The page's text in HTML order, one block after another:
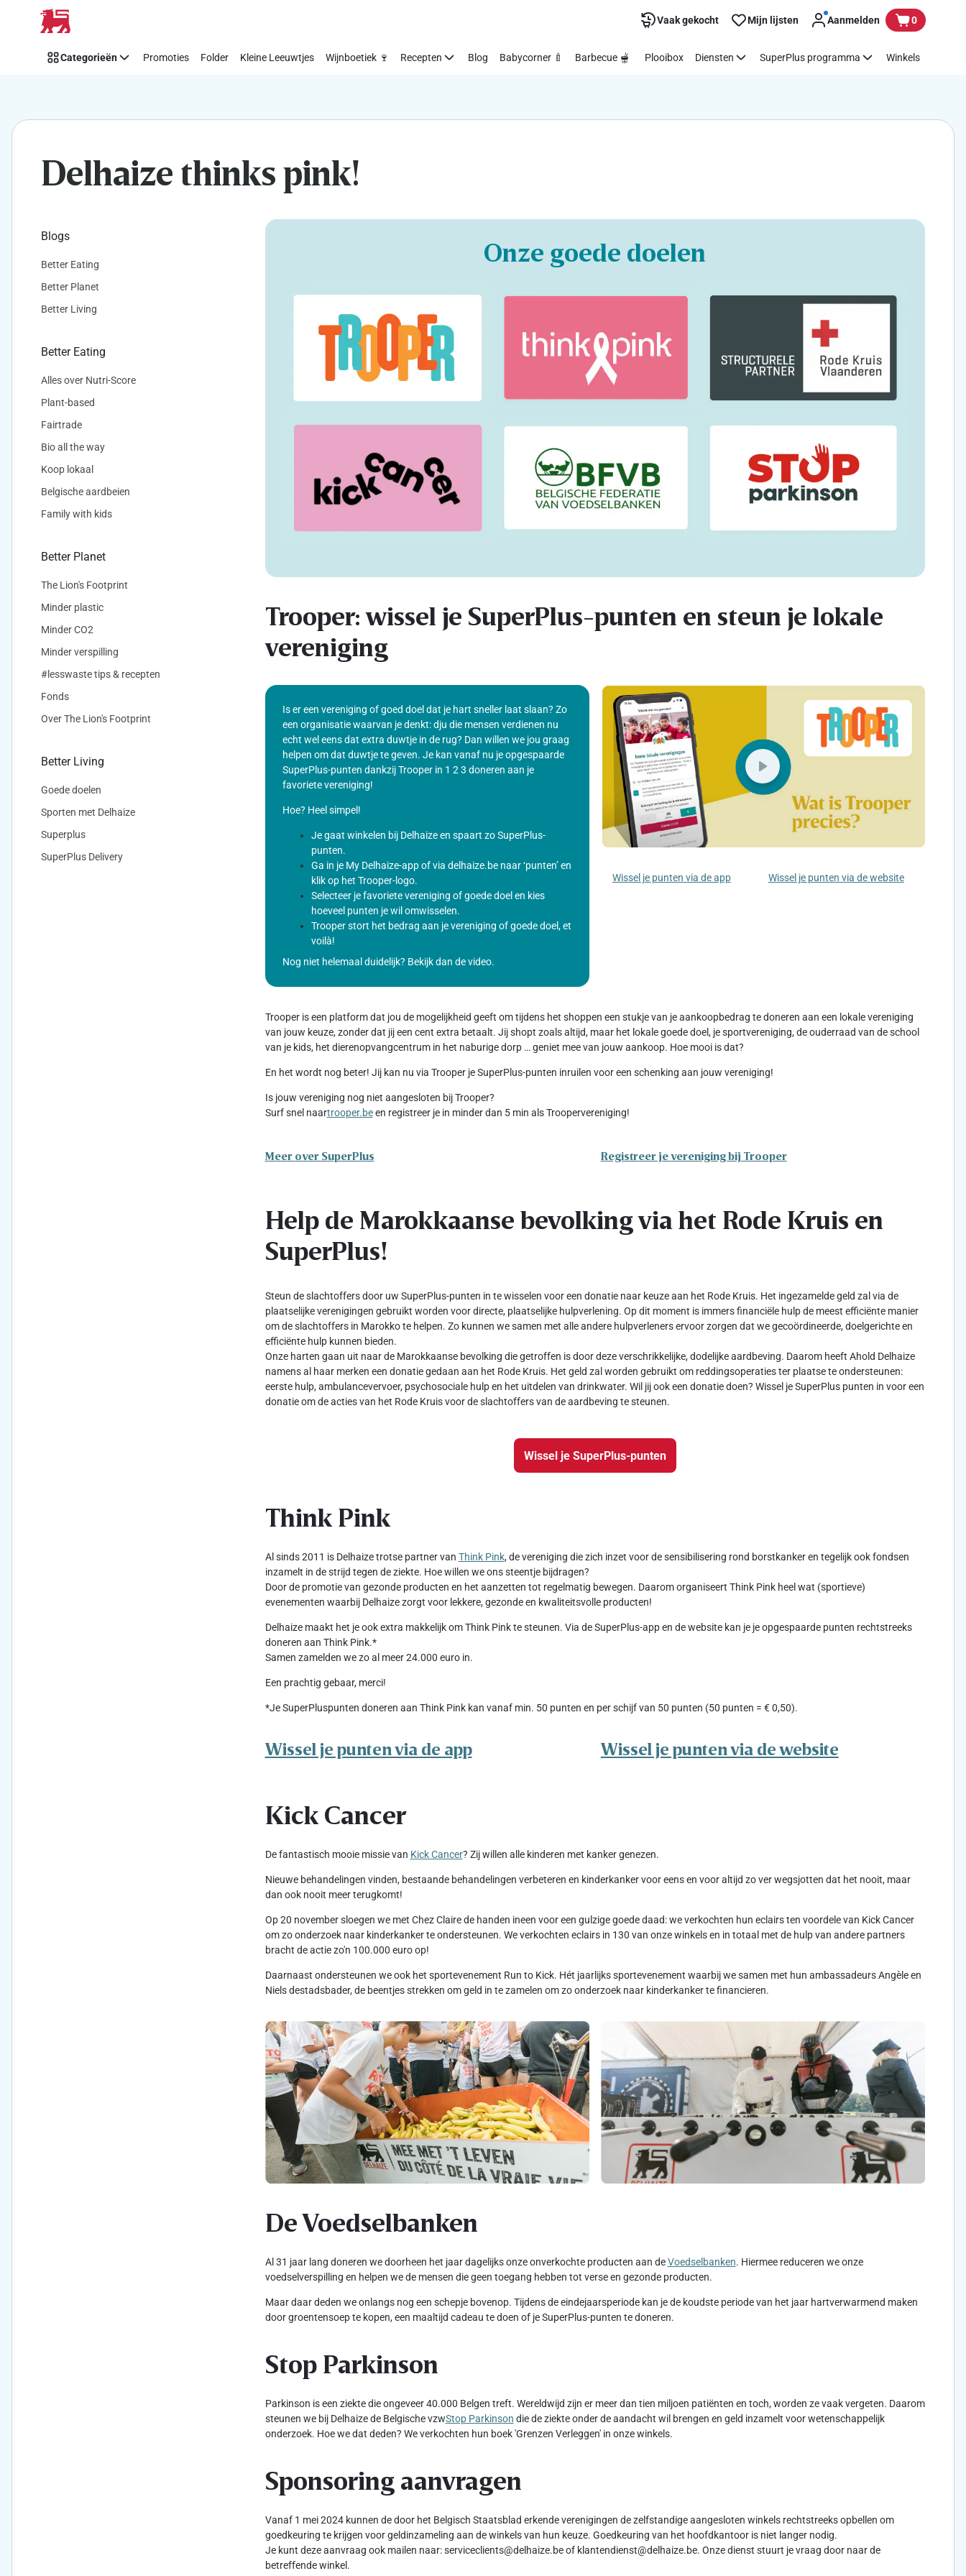
Overslaan
Makkelijk
Vaak gekocht Mijn lijsten Aanmelden 0
Categorieën Promoties Folder Kleine Leeuwtjes Wijnboetiek 🍷 Recepten Blog Babycorner 🍼 Barbecue 🫕 Plooibox Diensten SuperPlus programma Winkels
Delhaize thinks pink!
Blogs
Better Eating
Better Planet
Better Living
Better Eating
Alles over Nutri-Score
Plant-based
Fairtrade
Bio all the way
Koop lokaal
Belgische aardbeien
Family with kids
Better Planet
The Lion's Footprint
Minder plastic
Minder CO2
Minder verspilling
#lesswaste tips & recepten
Fonds
Over The Lion's Footprint
Better Living
Goede doelen
Sporten met Delhaize
Superplus
SuperPlus Delivery
Onze goede doelen
Trooper: wissel je SuperPlus-punten en steun je lokale
vereniging
Is er een vereniging of goed doel dat je hart sneller laat slaan? Zo
een organisatie waarvan je denkt: dju die mensen verdienen nu
echt wel eens dat extra duwtje in de rug? Dan willen we jou graag
helpen om dat duwtje te geven. Je kan vanaf nu je opgespaarde
SuperPlus-punten dankzij Trooper in 1 2 3 doneren aan je
favoriete vereniging!
Hoe? Heel simpel!
Je gaat winkelen bij Delhaize en spaart zo SuperPlus-
punten.
Ga in je My Delhaize-app of via delhaize.be naar ‘punten’ en
klik op het Trooper-logo.
Selecteer je favoriete vereniging of goede doel en kies
hoeveel punten je wil omwisselen.
Trooper stort het bedrag aan je vereniging of goede doel, et
voilà!
Nog niet helemaal duidelijk? Bekijk dan de video.
Wissel je punten via de app Wissel je punten via de website
Trooper is een platform dat jou de mogelijkheid geeft om tijdens het shoppen een stukje van je aankoopbedrag te doneren aan een lokale vereniging
van jouw keuze, zonder dat jij een cent extra betaalt. Jij shopt zoals altijd, maar het lokale goede doel, je sportvereniging, de ouderraad van de school
van je kids, het dierenopvangcentrum in het naburige dorp … geniet mee van jouw aankoop. Hoe mooi is dat?
En het wordt nog beter! Jij kan nu via Trooper je SuperPlus-punten inruilen voor een schenking aan jouw vereniging!
Is jouw vereniging nog niet aangesloten bij Trooper?
Surf snel naartrooper.been registreer je in minder dan 5 min als Troopervereniging!
Meer over SuperPlus Registreer je vereniging bij Trooper
Help de Marokkaanse bevolking via het Rode Kruis en
SuperPlus!
Steun de slachtoffers door uw SuperPlus-punten in te wisselen voor een donatie naar keuze aan het Rode Kruis. Het ingezamelde geld zal via de
plaatselijke verenigingen gebruikt worden voor directe, plaatselijke hulpverlening. Op dit moment is immers financiële hulp de meest efficiënte manier
om de slachtoffers in Marokko te helpen. Zo kunnen we samen met alle andere hulpverleners ervoor zorgen dat we gecoördineerde, doelgerichte en
efficiënte hulp kunnen bieden.
Onze harten gaan uit naar de Marokkaanse bevolking die getroffen is door deze verschrikkelijke, dodelijke aardbeving. Daarom heeft Ahold Delhaize
namens al haar merken een donatie gedaan aan het Rode Kruis. Het geld zal worden gebruikt om reddingsoperaties ter plaatse te ondersteunen:
eerste hulp, ambulancevervoer, psychosociale hulp en het uitdelen van drinkwater. Wil jij ook een donatie doen? Wissel je SuperPlus punten in voor een
donatie om de acties van het Rode Kruis voor de slachtoffers van de aardbeving te steunen.
Wissel je SuperPlus-punten
Think Pink
Al sinds 2011 is Delhaize trotse partner van Think Pink, de vereniging die zich inzet voor de sensibilisering rond borstkanker en tegelijk ook fondsen
inzamelt in de strijd tegen de ziekte. Hoe willen we ons steentje bijdragen?
Door de promotie van gezonde producten en het aanzetten tot regelmatig bewegen. Daarom organiseert Think Pink heel wat (sportieve)
evenementen waarbij Delhaize zorgt voor lekkere, gezonde en kwaliteitsvolle producten!
Delhaize maakt het je ook extra makkelijk om Think Pink te steunen. Via de SuperPlus-app en de website kan je je opgespaarde punten rechtstreeks
doneren aan Think Pink.*
Samen zamelden we zo al meer 24.000 euro in.
Een prachtig gebaar, merci!
*Je SuperPluspunten doneren aan Think Pink kan vanaf min. 50 punten en per schijf van 50 punten (50 punten = € 0,50).
Wissel je punten via de app Wissel je punten via de website
Kick Cancer
De fantastisch mooie missie van Kick Cancer? Zij willen alle kinderen met kanker genezen.
Nieuwe behandelingen vinden, bestaande behandelingen verbeteren en kinderkanker voor eens en voor altijd zo ver wegsjotten dat het nooit, maar
dan ook nooit meer terugkomt!
Op 20 november sloegen we met Chez Claire de handen ineen voor een gulzige goede daad: we verkochten hun eclairs ten voordele van Kick Cancer
om zo onderzoek naar kinderkanker te ondersteunen. We verkochten eclairs in 130 van onze winkels en in totaal met de hulp van andere partners
bracht de actie zo'n 100.000 euro op!
Daarnaast ondersteunen we ook het sportevenement Run to Kick. Hét jaarlijks sportevenement waarbij we samen met hun ambassadeurs Angèle en
Niels destadsbader, de beentjes strekken om geld in te zamelen om zo onderzoek naar kinderkanker te financieren.
De Voedselbanken
Al 31 jaar lang doneren we doorheen het jaar dagelijks onze onverkochte producten aan deVoedselbanken. Hiermee reduceren we onze
voedselverspilling en helpen we de mensen die geen toegang hebben tot verse en gezonde producten.
Maar daar deden we onlangs nog een schepje bovenop. Tijdens de eindejaarsperiode kan je de koudste periode van het jaar hartverwarmend maken
door groentensoep te kopen, een maaltijd cadeau te doen of je SuperPlus-punten te doneren.
Stop Parkinson
Parkinson is een ziekte die ongeveer 40.000 Belgen treft. Wereldwijd zijn er meer dan tien miljoen patiënten en toch, worden ze vaak vergeten. Daarom
steunen we bij Delhaize de Belgische vzwStop Parkinson die de ziekte onder de aandacht wil brengen en geld inzamelt voor wetenschappelijk
onderzoek. Hoe we dat deden? We verkochten hun boek 'Grenzen Verleggen' in onze winkels.
Sponsoring aanvragen
Vanaf 1 mei 2024 kunnen de door het Belgisch Staatsblad erkende verenigingen de zelfstandige aangesloten winkels rechtstreeks opbellen om
goedkeuring te krijgen voor geldinzameling aan de winkels van hun keuze. Goedkeuring van het hoofdkantoor is niet langer nodig.
Je kunt deze aanvraag ook mailen naar: serviceclients@delhaize.be of klantendienst@delhaize.be. Onze dienst stuurt je vraag door naar de
betreffende winkel.